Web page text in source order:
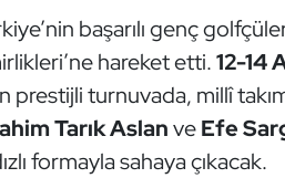
başarılı genç
hareket etti.12-14
prestijli turnuvada, millî
Tarık AslanveEfe
formayla sahaya çıkacak.